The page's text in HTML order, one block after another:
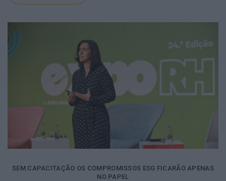
SEM CAPACITAÇÃO OS COMPROMISSOS ESG FICARÃO APENAS
NO PAPEL